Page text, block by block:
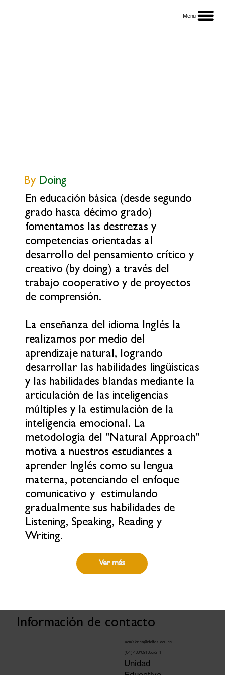
Menu
En educación básica (desde segundo
grado hasta décimo grado)
fomentamos las destrezas y
competencias orientadas al
desarrollo del pensamiento crítico y
creativo (by doing) a través del
trabajo cooperativo y de proyectos
de comprensión.
La enseñanza del idioma Inglés la
realizamos por medio del
aprendizaje natural, logrando
desarrollar las habilidades lingüísticas
y las habilidades blandas mediante la
articulación de las inteligencias
múltiples y la estimulación de la
inteligencia emocional. La
metodología del "Natural Approach"
motiva a nuestros estudiantes a
aprender Inglés como su lengua
materna, potenciando el enfoque
comunicativo y estimulando
gradualmente sus habilidades de
Listening, Speaking, Reading y
Writing.
By Doing
Ver más
admisiones@delfos.edu.ec
(04) 4001081 Opción 1
Unidad
Información de contacto